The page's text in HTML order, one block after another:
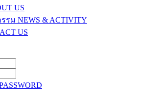
US
รม NEWS & ACTIVITY
US